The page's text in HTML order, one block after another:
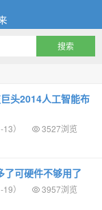
头2014人工智能布
）
3527浏览
了可硬件不够用了
）
3957浏览